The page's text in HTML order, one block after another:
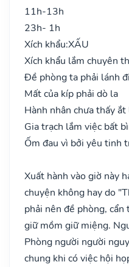
11h-13h
23h- 1h
Xích khẩu:XẤU
Xích khẩu lắm chuyên
Đề phòng ta phải lánh
Mất của kíp phải dò la
Hành nhân chưa thấy
Gia trạch lắm việc bất
Ốm đau vì bởi yêu tinh
Xuất hành vào giờ này
chuyện không hay do
phải nên đề phòng,
giữ mồm giữ miệng.
Phòng người người
chung khi có việc hội